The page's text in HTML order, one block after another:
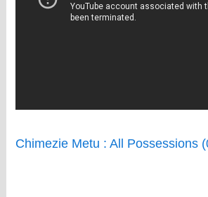
Chimezie Metu : All Possessions